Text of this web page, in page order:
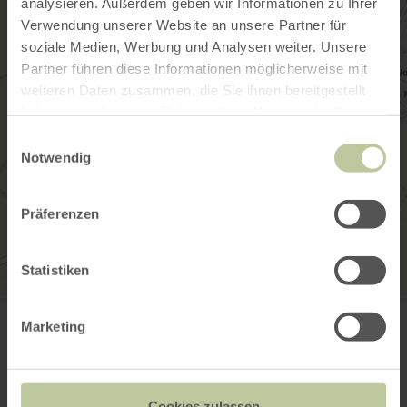
Verwendung unserer Website an unsere Partner für
soziale Medien, Werbung und Analysen weiter. Unsere
Partner führen diese Informationen möglicherweise mit
weiteren Daten zusammen, die Sie ihnen bereitgestellt
Notwendig
Präferenzen
Statistiken
Marketing
Martinstraße 1
56294 Münstermaifeld
in Karte anzeigen